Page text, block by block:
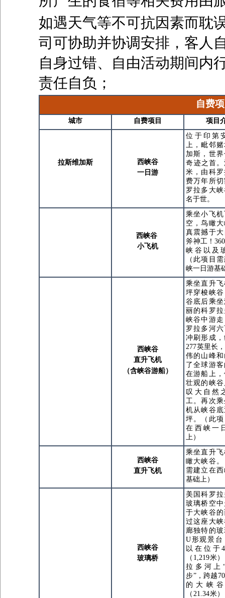
如遇天气等不可抗因素而耽
司可协助并协调安排，客人
自身过错、自由活动期间内
责任自负；
自费
城市 自费项目 项目
拉斯维加斯
西峡谷
一日游
位于印第
上，毗邻
加斯，世
奇迹之首。
米，由科
费万年所
罗拉多大
名于世。
西峡谷
小飞机
乘坐小飞
空，鸟瞰
真震撼于
斧神工！
峡谷以及
（此项目
峡一日游基
西峡谷
直升飞机
（含峡谷游船）
乘坐直升
坪穿梭峡
谷底后乘
丽的科罗
峡谷中游
罗拉多河
冲刷形成
277英里长
伟的山峰
了全球游
在游船上
壮观的峡
叹大自然
工。再次
机从峡谷
坪。
（此
在西峡一
上）
西峡谷
直升飞机
乘坐直升
瞰大峡谷。
需建立在
基础上）
西峡谷
玻璃桥
美国科罗
玻璃桥空
于大峡谷
过这座大
廊独特的
U形观景台
以在位于
（1,219米
拉多河上
步”，跨越
的大峡
（21.34米